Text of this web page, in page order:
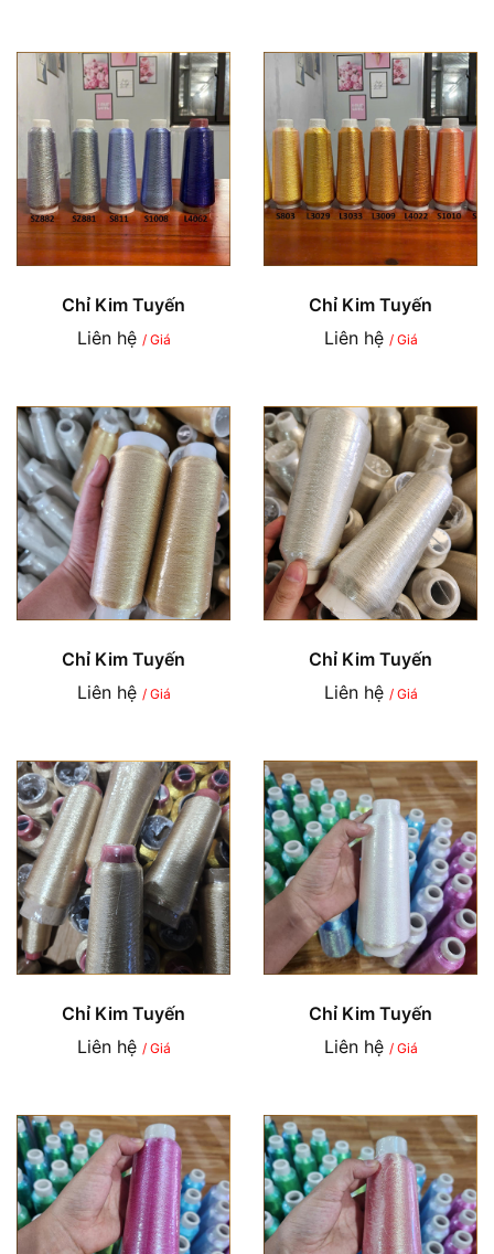
Chỉ Kim Tuyến
Liên hệ / Giá
Chỉ Kim Tuyến
Liên hệ / Giá
Chỉ Kim Tuyến
Liên hệ / Giá
Chỉ Kim Tuyến
Liên hệ / Giá
Chỉ Kim Tuyến
Liên hệ / Giá
Chỉ Kim Tuyến
Liên hệ / Giá